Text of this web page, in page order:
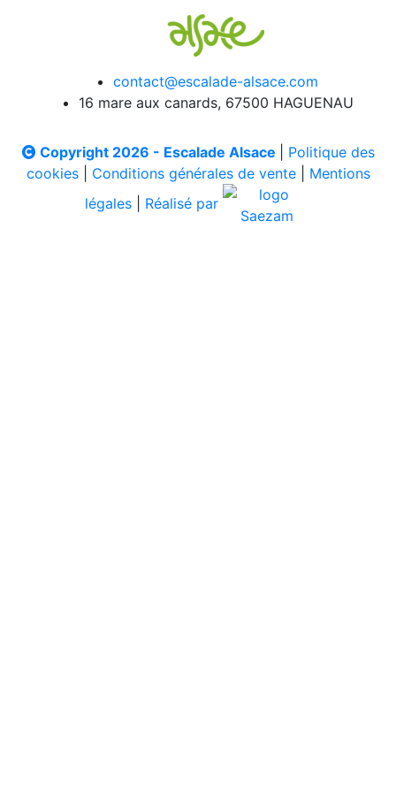
contact@escalade-alsace.com
16 mare aux canards, 67500 HAGUENAU
Copyright 2026 - Escalade Alsace
Politique des
cookies| Conditions générales de vente| Mentions
légales
Réalisé par